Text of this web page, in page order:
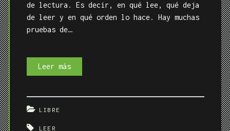
QUIÉN
de lectura. Es decir, en qué lee, qué deja
de leer y en qué orden lo hace. Hay muchas
pruebas de…
Leer másCola
LIBRE
LEER